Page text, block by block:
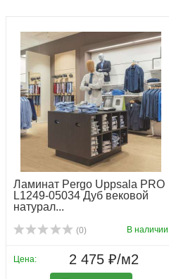
Ламинат Pergo Uppsala PRO
L1249-05034 Дуб вековой
натурал...
(0) В наличии
Цена: 2 475 ₽/м2